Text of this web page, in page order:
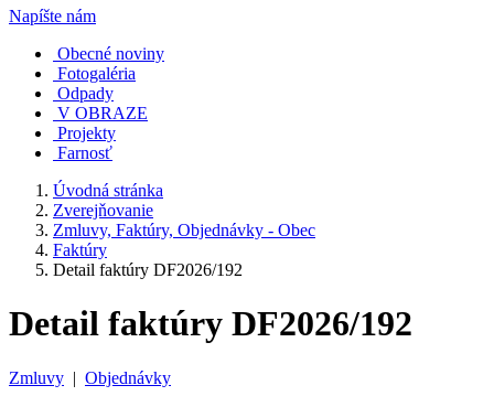
Napíšte nám
Obecné noviny
Fotogaléria
Odpady
V OBRAZE
Projekty
Farnosť
Úvodná stránka
Zverejňovanie
Zmluvy, Faktúry, Objednávky - Obec
Faktúry
Detail faktúry DF2026/192
Detail faktúry DF2026/192
Zmluvy | Objednávky